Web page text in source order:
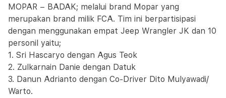
MOPAR – BADAK; melalui brand Mopar yang
merupakan brand milik FCA. Tim ini berpartisipasi
dengan menggunakan empat Jeep Wrangler JK dan 10
personil yaitu;
1. Sri Hascaryo dengan Agus Teok
2. Zulkarnain Danie dengan Datuk
3. Danun Adrianto dengan Co-Driver Dito Mulyawadi/
Warto.